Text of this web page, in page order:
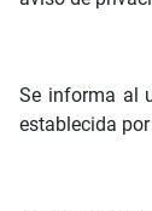
Se informa al
establecida